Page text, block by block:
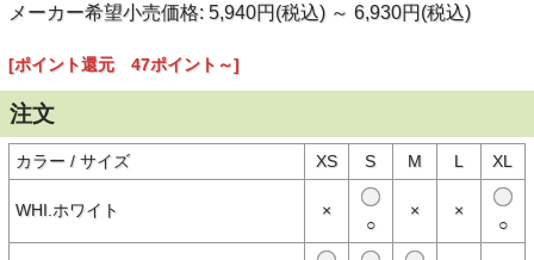
（単位：cm）
メーカー希望小売価格: 5,940円(税込) ～ 6,930円(税込)
[ポイント還元 47ポイント～]
注文
カラー / サイズ XS S M L XL
WHI.ホワイト
×
○
×
×
○